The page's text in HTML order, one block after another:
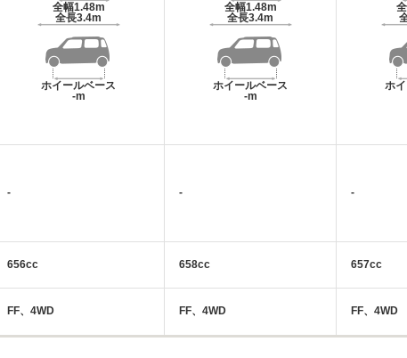
全幅1.48m
全長3.4m
ホイールベース
-m
-
656cc
FF、4WD
全幅1.48m
全長3.4m
ホイールベース
-m
-
658cc
FF、4WD
ホ
-
657cc
FF、4WD